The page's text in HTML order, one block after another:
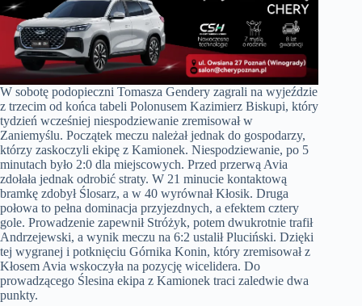
W sobotę podopieczni Tomasza Gendery zagrali na wyjeździe
z trzecim od końca tabeli Polonusem Kazimierz Biskupi, który
tydzień wcześniej niespodziewanie zremisował w
Zaniemyślu. Początek meczu należał jednak do gospodarzy,
którzy zaskoczyli ekipę z Kamionek. Niespodziewanie, po 5
minutach było 2:0 dla miejscowych. Przed przerwą Avia
zdołała jednak odrobić straty. W 21 minucie kontaktową
bramkę zdobył Ślosarz, a w 40 wyrównał Kłosik. Druga
połowa to pełna dominacja przyjezdnych, a efektem cztery
gole. Prowadzenie zapewnił Stróżyk, potem dwukrotnie trafił
Andrzejewski, a wynik meczu na 6:2 ustalił Pluciński. Dzięki
tej wygranej i potknięciu Górnika Konin, który zremisował z
Kłosem Avia wskoczyła na pozycję wicelidera. Do
prowadzącego Ślesina ekipa z Kamionek traci zaledwie dwa
punkty.